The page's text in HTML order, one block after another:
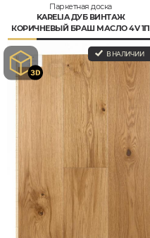
Паркетная доска
KARELIA ДУБ ВИНТАЖ
КОРИЧНЕВЫЙ БРАШ МАСЛО 4V 1П
В НАЛИЧИИ